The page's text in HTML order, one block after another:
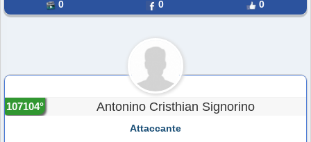
0
0 0
Antonino Cristhian Signorino
107104°
Attaccante